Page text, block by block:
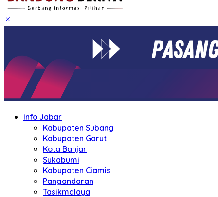
Info Jabar
Kabupaten Subang
Kabupaten Garut
Kota Banjar
Sukabumi
Kabupaten Ciamis
Pangandaran
Tasikmalaya